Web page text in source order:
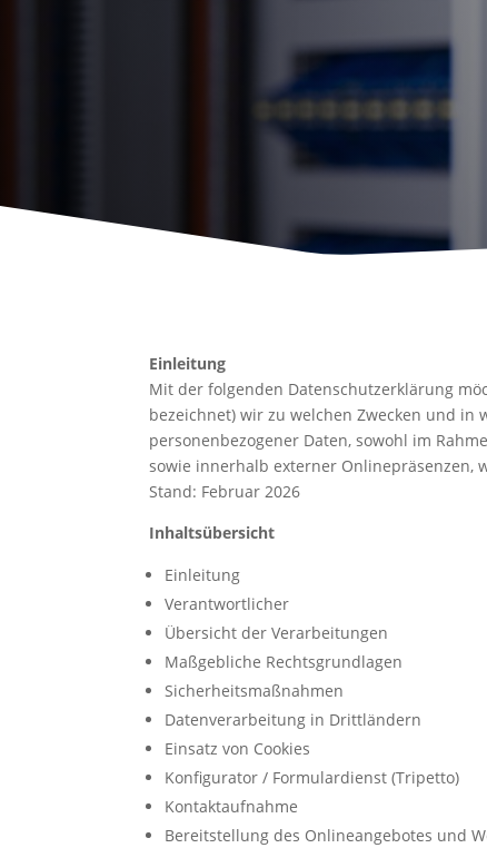
Einleitung
Mit der folgenden Datenschutzerklärung
bezeichnet) wir zu welchen Zwecken und
personenbezogener Daten, sowohl im
sowie innerhalb externer Onlinepräsenzen,
Stand: Februar 2026
Inhaltsübersicht
Einleitung
Verantwortlicher
Übersicht der Verarbeitungen
Maßgebliche Rechtsgrundlagen
Sicherheitsmaßnahmen
Datenverarbeitung in Drittländern
Einsatz von Cookies
Konfigurator / Formulardienst (Tripetto)
Kontaktaufnahme
Bereitstellung des Onlineangebotes und